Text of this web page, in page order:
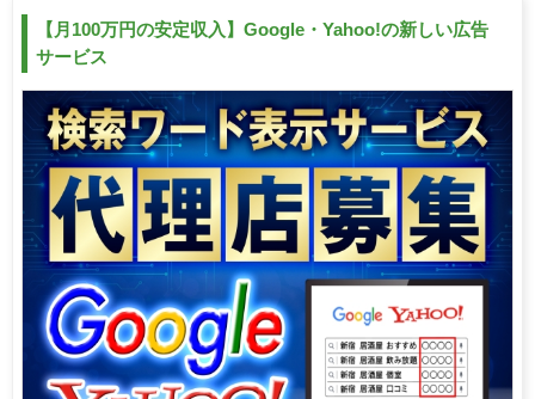
【月100万円の安定収入】Google・Yahoo!の新しい広告
サービス